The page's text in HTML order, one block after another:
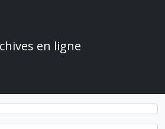
en ligne